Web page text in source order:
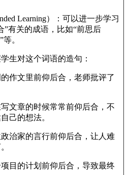
Learning）：可以进一步学习
”有关的成语，比如“前思后
。
生对这个词语的造句：
作文里前仰后合，老师批评了
文章的时候常常前仰后合，不
己的想法。
治家的言行前仰后合，让人难
目的计划前仰后合，导致最终